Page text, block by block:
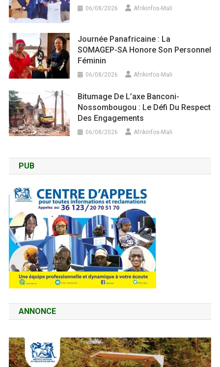
06/08/2026 Afrikinfos-Mali
Journée Panafricaine : La
SOMAGEP-SA Honore Son Personnel
Féminin
06/08/2026 Afrikinfos-Mali
Bitumage De L’axe Banconi-
Nossombougou : Le Défi Du Respect
Des Engagements
06/08/2026 Afrikinfos-Mali
PUB
ANNONCE